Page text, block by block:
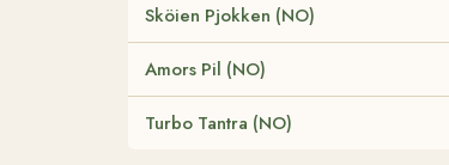
Sköien Pjokken (NO)
Amors Pil (NO)
Turbo Tantra (NO)